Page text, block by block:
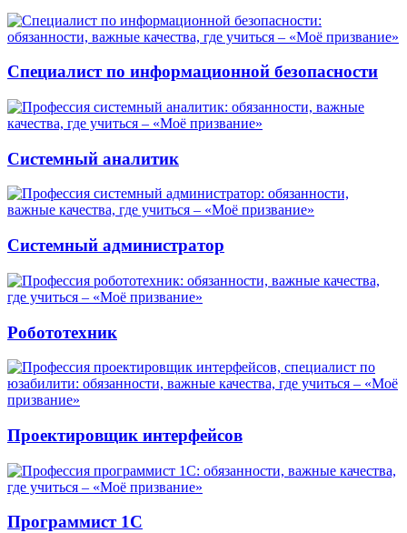
Специалист по информационной безопасности
Системный аналитик
Системный администратор
Робототехник
Проектировщик интерфейсов
Программист 1С